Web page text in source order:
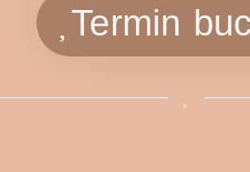
Termin